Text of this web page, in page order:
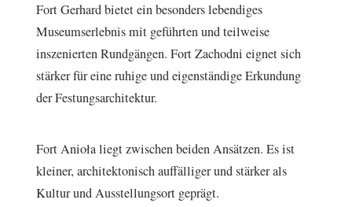
Fort Gerhard bietet ein besonders lebendiges
Museumserlebnis mit geführten und teilweise
inszenierten Rundgängen. Fort Zachodni eignet sich
stärker für eine ruhige und eigenständige Erkundung
der Festungsarchitektur.
Fort Anioła liegt zwischen beiden Ansätzen. Es ist
kleiner, architektonisch auffälliger und stärker als
Kultur und Ausstellungsort geprägt.